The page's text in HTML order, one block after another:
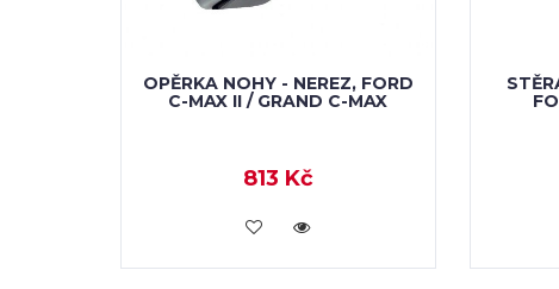
OPĚRKA NOHY - NEREZ, FORD
C-MAX II / GRAND C-MAX
813 Kč
KOUPIT